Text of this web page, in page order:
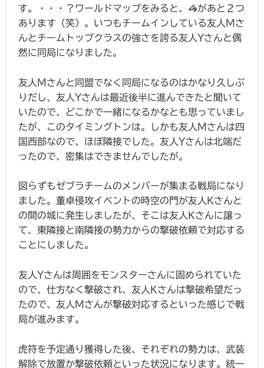
す。・・・？ワールドマップをみると、🦓があと２つ
あります（笑）。いつもチームインしている友人Mさ
んとチームトップクラスの強さを誇る友人Yさんと偶
然に同局になりました。
友人Mさんと同盟でなく同局になるのはかなり久しぶ
りだし、友人Yさんは最近後半に進んできたと聞いて
いたので、どこかで一緒になるかなとも思っていまし
たが、このタイミングトンは。しかも友人Mさんは四
国西部なので、ほぼ隣接でした。友人Yさんは北端だ
ったので、密集はできませんでしたが。
図らずもゼブラチームのメンバーが集まる戦局になり
ました。董卓侵攻イベントの時空の門が友人Kさんと
の間の城に発生しましたが、そこは友人Kさんに譲っ
て、東隣接と南隣接の勢力からの撃破依頼で対応する
ことにしました。
友人Yさんは周囲をモンスターさんに固められていた
ので、仕方なく撃破され、友人Kさんは撃破希望だっ
たので、友人Mさんが撃破対応するといった感じで戦
局が進みます。
虎符を予定通り獲得した後、それぞれの勢力は、武装
解除で放置か撃破依頼といった状況になります。統一